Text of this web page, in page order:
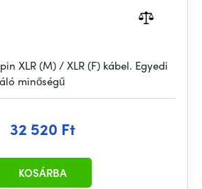
XLR (M) / XLR (F) kábel. Egyedi
minőségű
32 520 Ft
KOSÁRBA